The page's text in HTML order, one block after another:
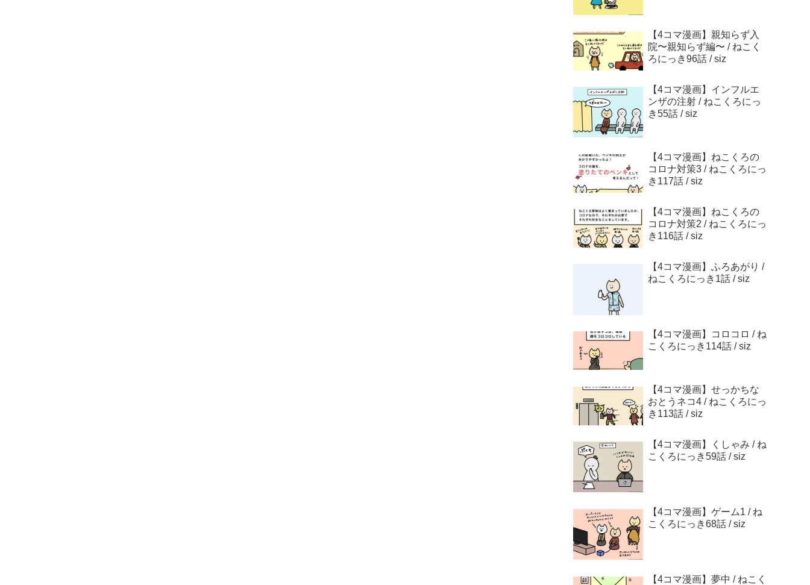
【4コマ漫画】親知らず入
院〜親知らず編〜 / ねこく
ろにっき96話 / siz
【4コマ漫画】インフルエ
ンザの注射 / ねこくろにっ
き55話 / siz
【4コマ漫画】ねこくろの
コロナ対策3 / ねこくろにっ
き117話 / siz
【4コマ漫画】ねこくろの
コロナ対策2 / ねこくろにっ
き116話 / siz
【4コマ漫画】ふろあがり /
ねこくろにっき1話 / siz
【4コマ漫画】コロコロ / ね
こくろにっき114話 / siz
【4コマ漫画】せっかちな
おとうネコ4 / ねこくろにっ
き113話 / siz
【4コマ漫画】くしゃみ / ね
こくろにっき59話 / siz
【4コマ漫画】ゲーム1 / ね
こくろにっき68話 / siz
【4コマ漫画】夢中 / ねこく